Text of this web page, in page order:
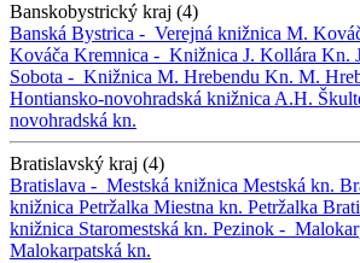
Banskobystrický kraj (4)
Banská Bystrica - Verejná knižnica M.
Kováča Kremnica - Knižnica J. Kollára Kn.
Sobota - Knižnica M. Hrebendu Kn. M.
Hontiansko-novohradská knižnica A.H.
novohradská kn.
Bratislavský kraj (4)
Bratislava - Mestská knižnica Mestská kn.
knižnica Petržalka Miestna kn. Petržalka
knižnica Staromestská kn. Pezinok -
Malokarpatská kn.